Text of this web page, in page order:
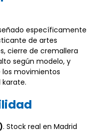
específicamente
de artes
cierre de cremallera
según modelo, y
movimientos
. Stock real en Madrid